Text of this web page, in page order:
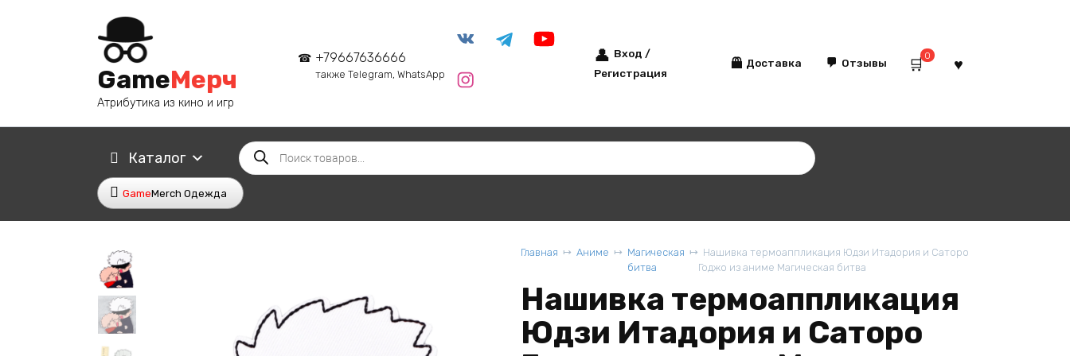
GameМерч
Атрибутика из кино и игр
+79667636666
также Telegram, WhatsApp
Вход /
Регистрация
Доставка Отзывы
0
Каталог
Поиск
товаров
GameMerch Одежда
Главная Аниме
Магическая
битва
Нашивка термоаппликация Юдзи Итадория и Саторо
Годжо из аниме Магическая битва
Нашивка термоаппликация
Юдзи Итадория и Саторо